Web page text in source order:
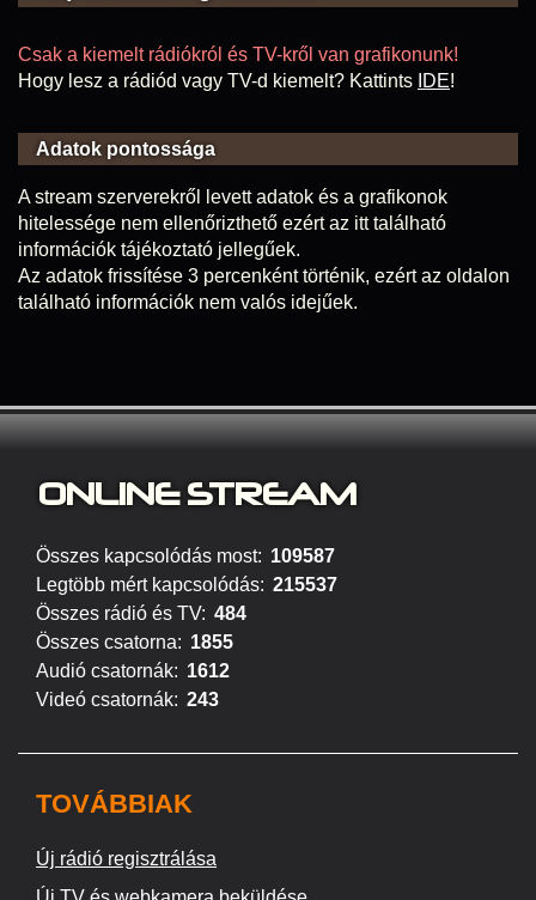
Csak a kiemelt rádiókról és TV-kről van grafikonunk!
Hogy lesz a rádiód vagy TV-d kiemelt? Kattints IDE!
Adatok pontossága
A stream szerverekről levett adatok és a grafikonok
hitelessége nem ellenőrizthető ezért az itt található
információk tájékoztató jellegűek.
Az adatok frissítése 3 percenként történik, ezért az oldalon
található információk nem valós idejűek.
ONLINE STREAM
Összes kapcsolódás most: 109587
Legtöbb mért kapcsolódás: 215537
Összes rádió és TV: 484
Összes csatorna: 1855
Audió csatornák: 1612
Videó csatornák: 243
TOVÁBBIAK
Új rádió regisztrálása